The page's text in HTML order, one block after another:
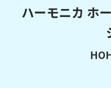
ハーモニカ ホ